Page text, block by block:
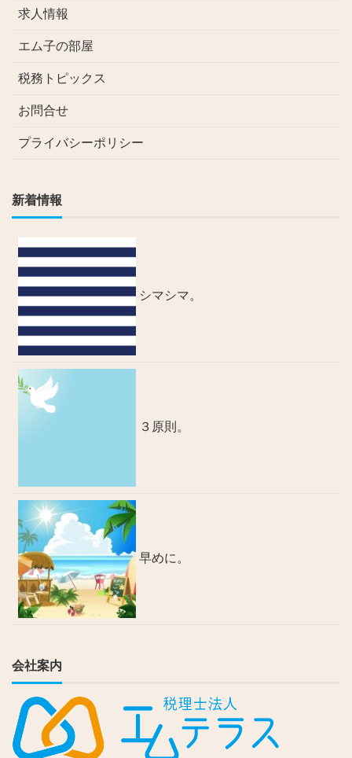
求人情報
エム子の部屋
税務トピックス
お問合せ
プライバシーポリシー
新着情報
シマシマ。
３原則。
早めに。
会社案内